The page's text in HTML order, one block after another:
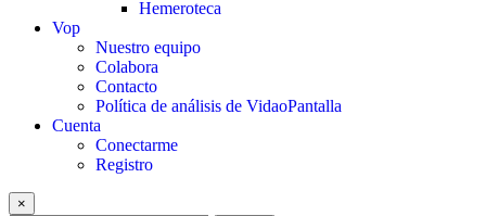
Hemeroteca
Vop
Nuestro equipo
Colabora
Contacto
Política de análisis de VidaoPantalla
Cuenta
Conectarme
Registro
×